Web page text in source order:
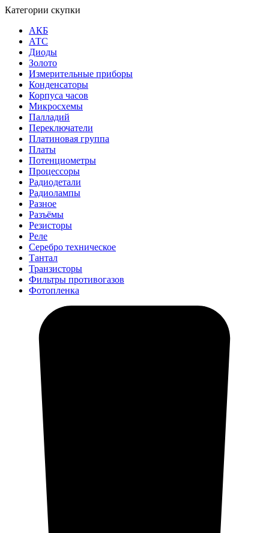
Категории скупки
АКБ
АТС
Диоды
Золото
Измерительные приборы
Конденсаторы
Корпуса часов
Микросхемы
Палладий
Переключатели
Платиновая группа
Платы
Потенциометры
Процессоры
Радиодетали
Радиолампы
Разное
Разъёмы
Резисторы
Реле
Серебро техническое
Тантал
Транзисторы
Фильтры противогазов
Фотопленка